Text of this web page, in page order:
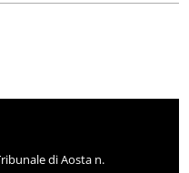
di Aosta n.